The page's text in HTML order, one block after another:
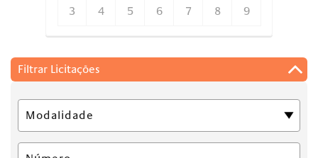
3 4 5 6 7 8 9
Filtrar Licitações